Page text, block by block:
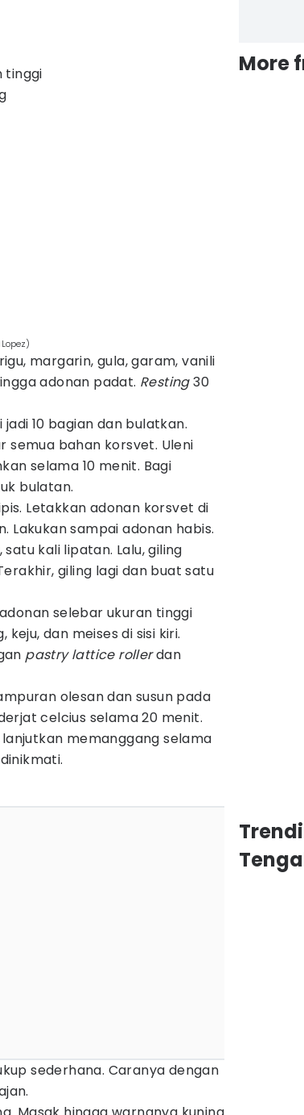
tinggi
margarin, gula, garam, vanili
adonan padat. Resting30
10 bagian dan bulatkan.
semua bahan korsvet. Uleni
selama 10 menit. Bagi
bulatan.
Letakkan adonan korsvet di
Lakukan sampai adonan habis.
kali lipatan. Lalu, giling
giling lagi dan buat satu
selebar ukuran tinggi
keju, dan meises di sisi kiri.
pastry lattice rollerdan
olesan dan susun pada
celcius selama 20 menit.
memanggang selama
sederhana. Caranya dengan
More